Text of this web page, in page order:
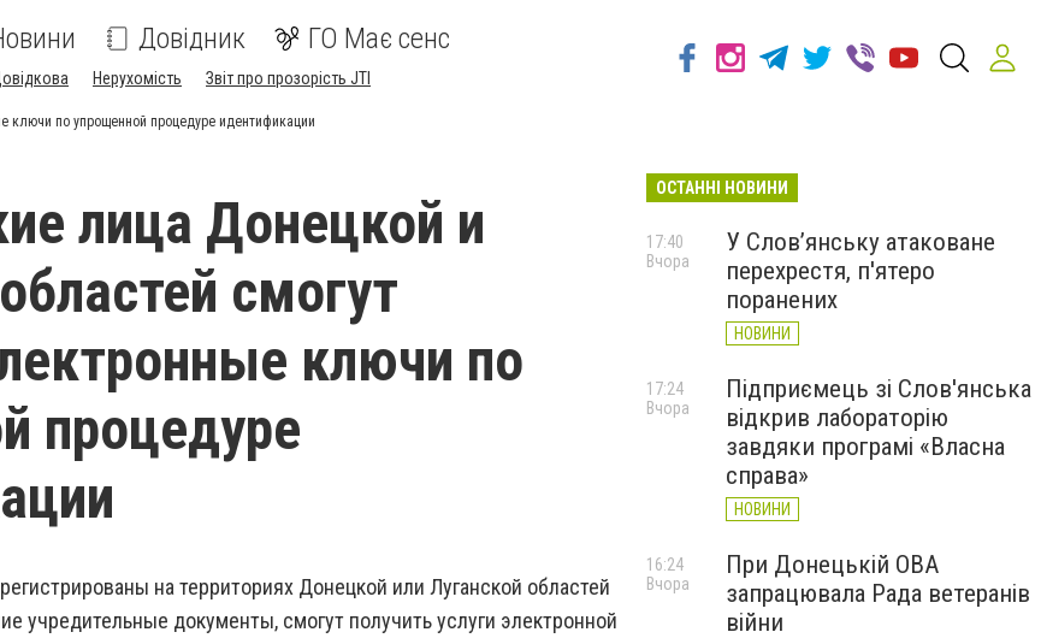
Довідник ГО Має сенс
Нерухомість Звіт про прозорість JTI
ключи по упрощенной процедуре идентификации
лица Донецкой и
смогут
ключи по
процедуре
на территориях Донецкой или Луганской областей
учредительные документы, смогут получить услуги электронной
ОСТАННІ НОВИНИ
У Слов’янську атаковане
перехрестя, п'ятеро
поранених
НОВИНИ
17:40
Вчора
Підприємець зі Слов'янська
відкрив лабораторію
завдяки програмі «Власна
справа»
НОВИНИ
17:24
Вчора
При Донецькій ОВА
запрацювала Рада ветеранів
війни
16:24
Вчора